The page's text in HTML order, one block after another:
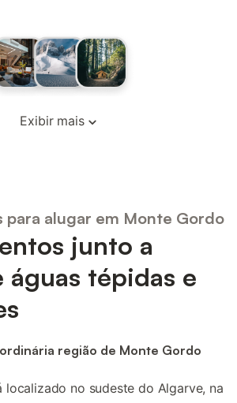
Exibir mais
para alugar em Monte Gordo
junto a
águas tépidas e
região de Monte Gordo
localizado no sudeste do Algarve, na